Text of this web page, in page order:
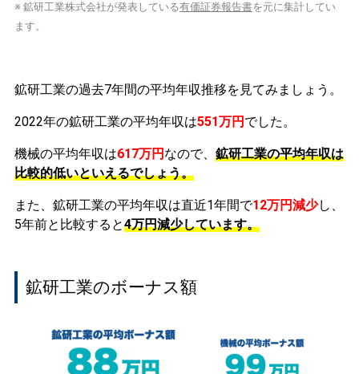
※ 鉱研工業株式会社が発表している有価証券報告書を元に集計してい
ます。
鉱研工業の過去7年間の平均年収推移を見てみましょう。
2022年の鉱研工業の平均年収は551万円 でした。
機械の平均年収は617万円 なので、 鉱研工業の平均年収は
比較的低いといえるでしょう。
また、鉱研工業の平均年収は直近1年間で12万円減少し、
5年前と比較すると4万円減少しています。
鉱研工業のボーナス額